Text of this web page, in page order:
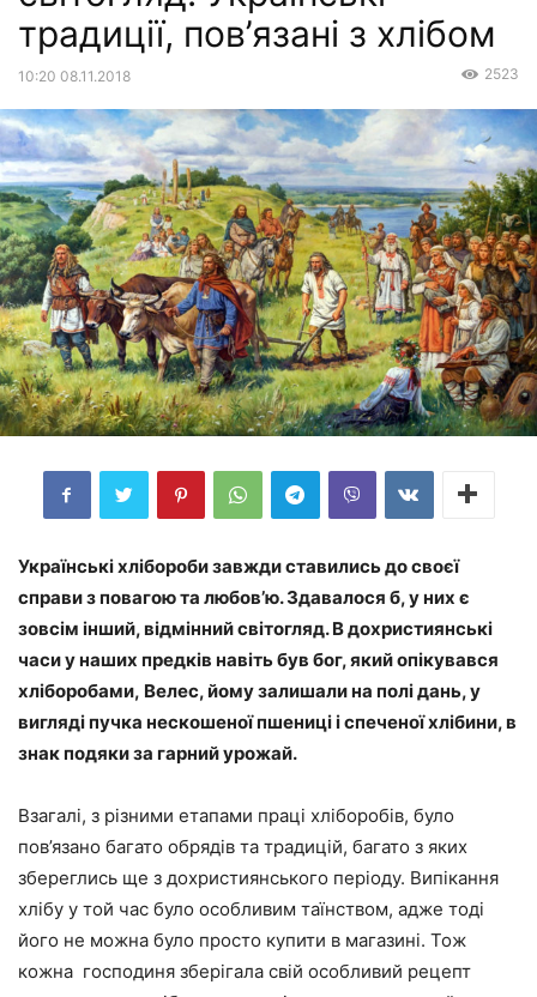
традиції, пов’язані з хлібом
10:20 08.11.2018 2523
Українські хлібороби завжди ставились до своєї
справи з повагою та любов’ю. Здавалося б, у них є
зовсім інший, відмінний світогляд. В дохристиянські
часи у наших предків навіть був бог, який опікувався
хліборобами, Велес, йому залишали на полі дань, у
вигляді пучка нескошеної пшениці і спеченої хлібини, в
знак подяки за гарний урожай.
Взагалі, з різними етапами праці хліборобів, було
пов’язано багато обрядів та традицій, багато з яких
збереглись ще з дохристиянського періоду. Випікання
хлібу у той час було особливим таїнством, адже тоді
його не можна було просто купити в магазині. Тож
кожна господиня зберігала свій особливий рецепт